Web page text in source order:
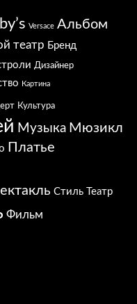
Versace Альбом
театр Бренд
Дизайнер
Картина
Культура
Музыка Мюзикл
Платье
Стиль Театр
Фильм